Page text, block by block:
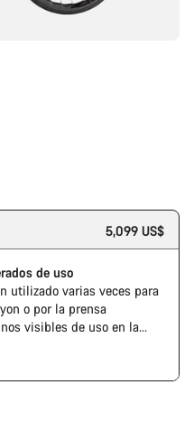
5,099 US$
de uso
utilizado varias veces para
o por la prensa
visibles de uso en la
que el cuadro o los
daños en la pintura o
caso, todas sus piezas
of the Ultimate CFR but is